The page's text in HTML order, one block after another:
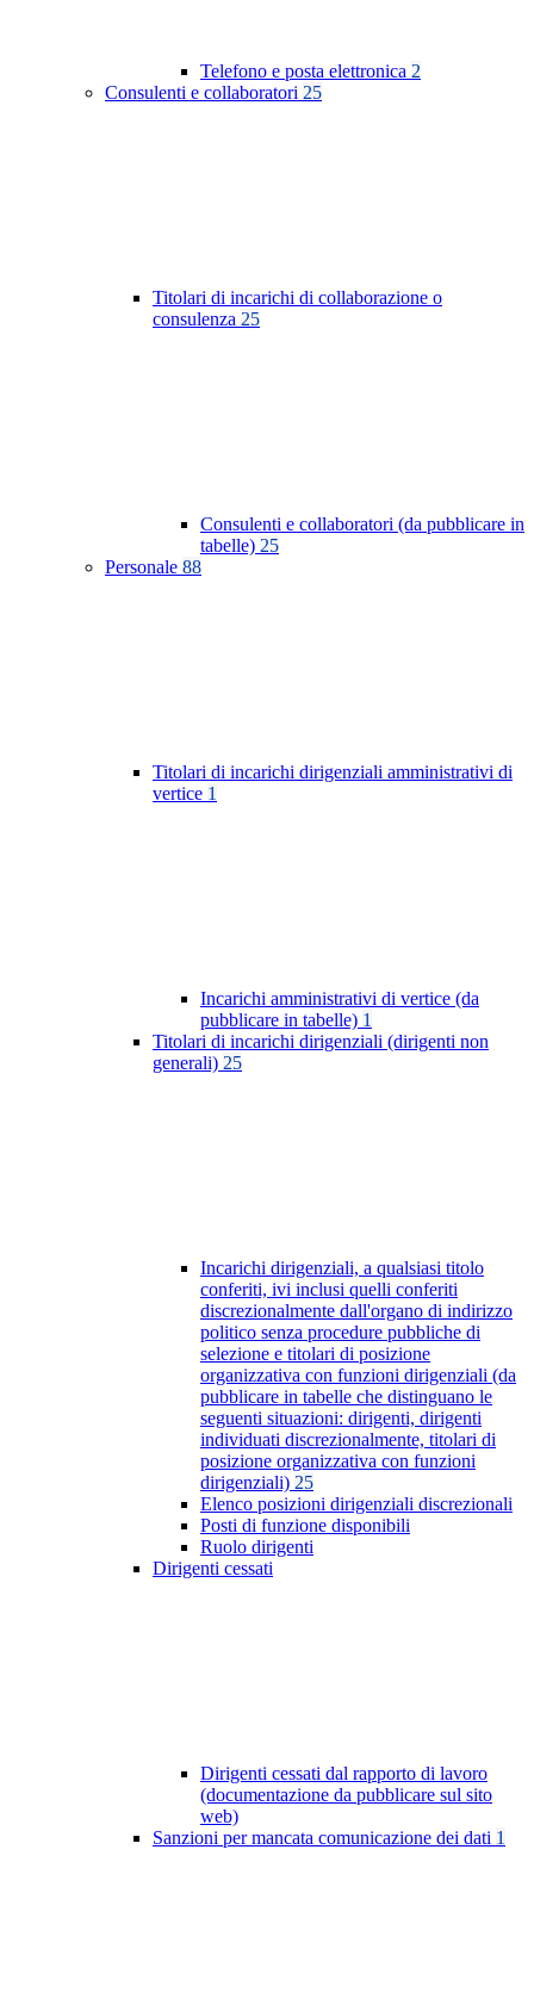
Telefono e posta elettronica 2
Consulenti e collaboratori 25
Titolari di incarichi di collaborazione o
consulenza 25
Consulenti e collaboratori (da pubblicare in
tabelle) 25
Personale 88
Titolari di incarichi dirigenziali amministrativi di
vertice 1
Incarichi amministrativi di vertice (da
pubblicare in tabelle) 1
Titolari di incarichi dirigenziali (dirigenti non
generali) 25
Incarichi dirigenziali, a qualsiasi titolo
conferiti, ivi inclusi quelli conferiti
discrezionalmente dall'organo di indirizzo
politico senza procedure pubbliche di
selezione e titolari di posizione
organizzativa con funzioni dirigenziali (da
pubblicare in tabelle che distinguano le
seguenti situazioni: dirigenti, dirigenti
individuati discrezionalmente, titolari di
posizione organizzativa con funzioni
dirigenziali) 25
Elenco posizioni dirigenziali discrezionali
Posti di funzione disponibili
Ruolo dirigenti
Dirigenti cessati
Dirigenti cessati dal rapporto di lavoro
(documentazione da pubblicare sul sito
web)
Sanzioni per mancata comunicazione dei dati 1